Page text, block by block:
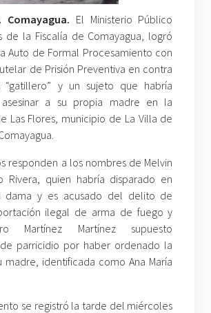
Comayagua. El Ministerio Público
de la Fiscalía de Comayagua, logró
Auto de Formal Procesamiento con
de Prisión Preventiva en contra
“gatillero” y un sujeto que habría
a su propia madre en la
Las Flores, municipio de La Villa de
responden a los nombres de Melvin
Rivera, quien habría disparado en
dama y es acusado del delito de
ilegal de arma de fuego y
Martínez Martínez supuesto
parricidio por haber ordenado la
madre, identificada como Ana María
se registró la tarde del miércoles